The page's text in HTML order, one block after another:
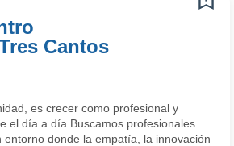
Cantos
es crecer como profesional y
el día a día.Buscamos profesionales
donde la empatía, la innovación